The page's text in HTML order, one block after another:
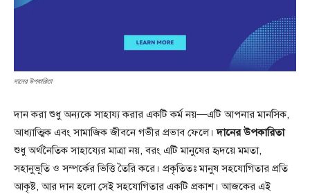
দানের উপকারিতা
দান করা শুধু অন্যকে সাহায্য করার একটি কর্ম নয়—এটি আপনার মানসিক,
আধ্যাত্মিক এবং সামাজিক জীবনে গভীর প্রভাব ফেলে।দানের উপকারিতা
শুধু অর্থনৈতিক সাহায্যের মাত্রা নয়, বরং এটি মানুষের হৃদয়ে মমতা,
সহানুভূতি ও সম্পর্কের ভিত্তি তৈরি করে। প্রকৃতিতঃ মানুষ সহযোগিতার প্রতি
আকৃষ্ট, আর দান হলো সেই সহযোগিতার একটি প্রকাশ। আজকের এই